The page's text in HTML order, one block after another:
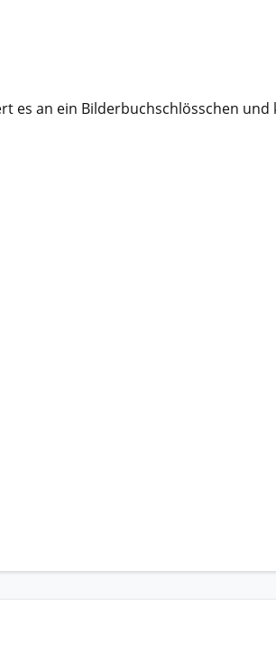
es an ein Bilderbuchschlösschen